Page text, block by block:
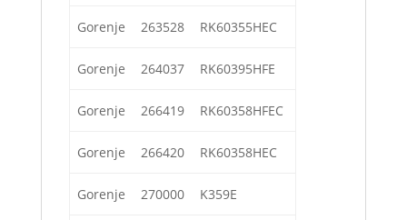
Gorenje 263528 RK60355HEC
Gorenje 264037 RK60395HFE
Gorenje 266419 RK60358HFEC
Gorenje 266420 RK60358HEC
Gorenje 270000 K359E